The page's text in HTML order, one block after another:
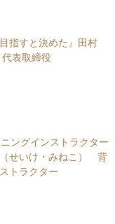
指すと決めた』田村
表取締役
ングインストラクター
せいけ・みねこ） 背
トラクター